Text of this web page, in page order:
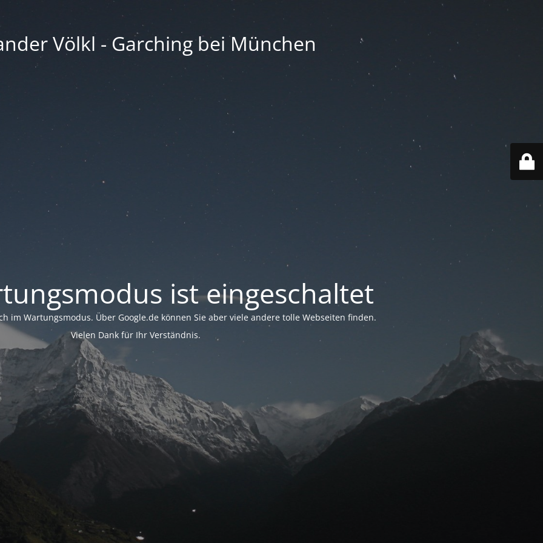
Völkl - Garching bei München
ist eingeschaltet
im Wartungsmodus. Über Google.de können Sie aber viele andere tolle Webseiten finden.
Vielen Dank für Ihr Verständnis.